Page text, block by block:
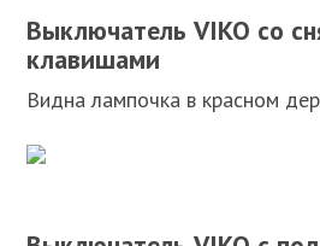
Выключатель VIKO со
клавишами
Видна лампочка в красном